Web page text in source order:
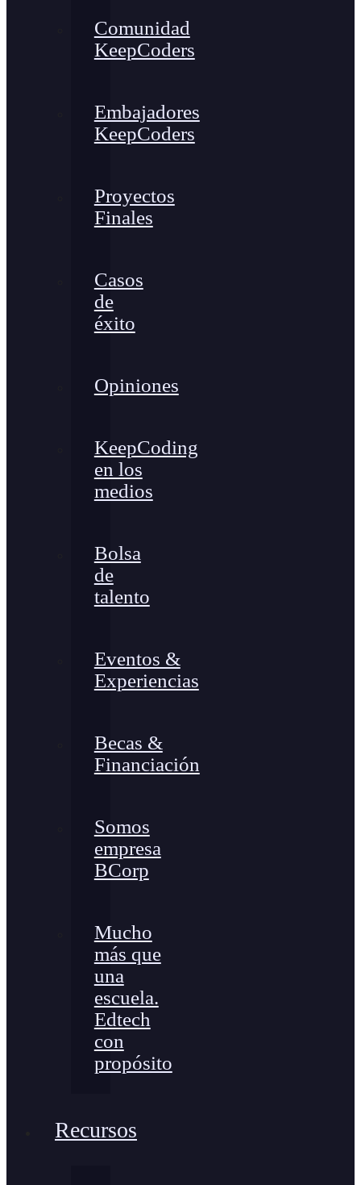
Comunidad
KeepCoders
Embajadores
KeepCoders
Proyectos
Finales
Casos
de
éxito
Opiniones
KeepCoding
en los
medios
Bolsa
de
talento
Eventos &
Experiencias
Becas &
Financiación
Somos
empresa
BCorp
Mucho
más que
una
escuela.
Edtech
con
propósito
Recursos